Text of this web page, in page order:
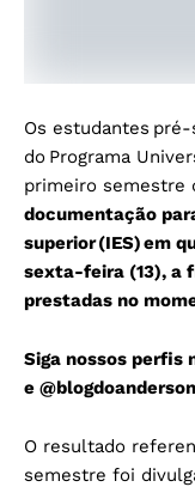
Os estudantes
do Programa
primeiro semestre
documentação
superior (IES) em
sexta-feira (13), a
prestadas no
Siga nossos perfis
e
O resultado
semestre foi